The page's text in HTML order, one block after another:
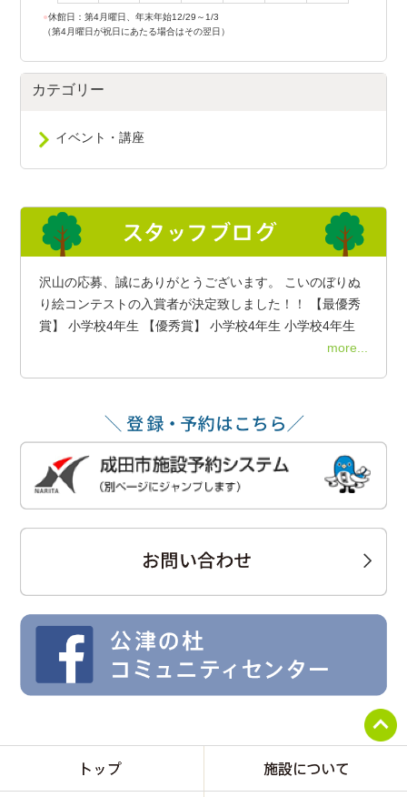
●休館日：第4月曜日、年末年始12/29～1/3
（第4月曜日が祝日にあたる場合はその翌日）
カテゴリー
イベント・講座
沢山の応募、誠にありがとうございます。 こいのぼりぬ
り絵コンテストの入賞者が決定致しました！！ 【最優秀
賞】 小学校4年生 【優秀賞】 小学校4年生 小学校4年生
more...